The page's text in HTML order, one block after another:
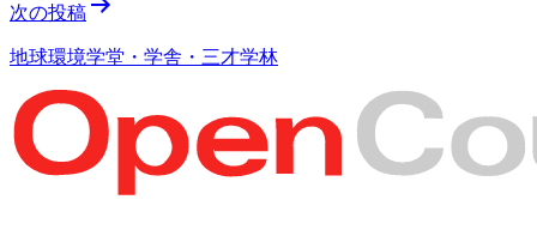
次の投稿
地球環境学堂・学舎・三才学林